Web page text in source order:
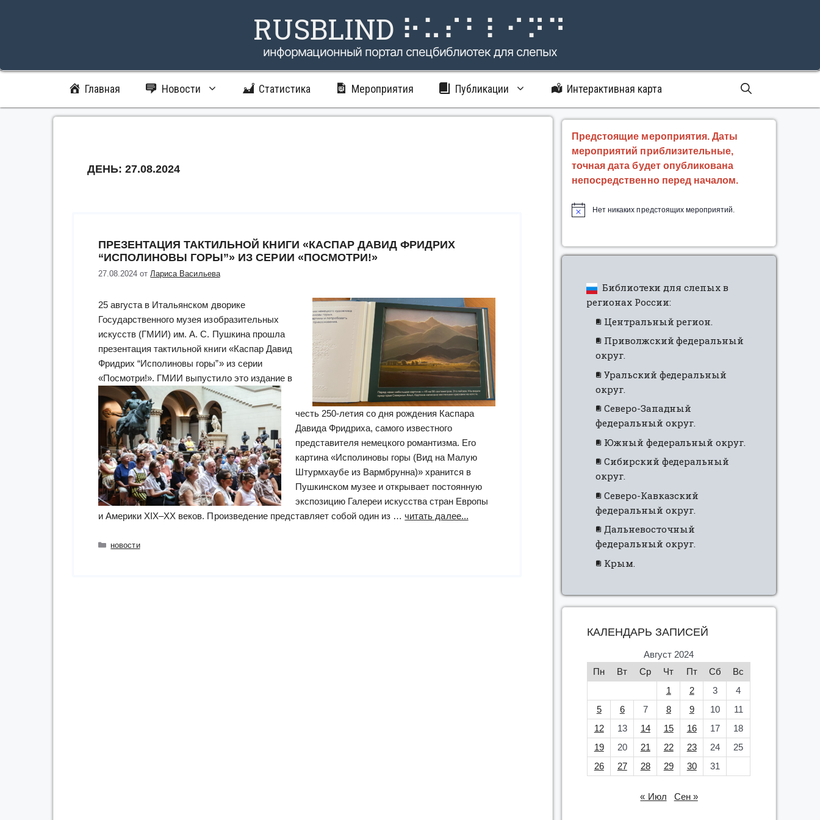
RUSBLIND ⠗⠥⠎⠃⠇⠊⠝⠙
информационный портал спецбиблиотек для слепых
Главная Новости Статистика Мероприятия Публикации Интерактивная карта
ДЕНЬ: 27.08.2024
ПРЕЗЕНТАЦИЯ ТАКТИЛЬНОЙ КНИГИ «КАСПАР ДАВИД ФРИДРИХ
“ИСПОЛИНОВЫ ГОРЫ”» ИЗ СЕРИИ «ПОСМОТРИ!»
27.08.2024 отЛариса Васильева
25 августа в Итальянском дворике
Государственного музея изобразительных
искусств (ГМИИ) им. А. С. Пушкина прошла
презентация тактильной книги «Каспар Давид
Фридрих “Исполиновы горы”» из серии
«Посмотри!». ГМИИ выпустило это издание в
честь 250-летия со дня рождения Каспара
Давида Фридриха, самого известного
представителя немецкого романтизма. Его
картина «Исполиновы горы (Вид на Малую
Штурмхаубе из Вармбрунна)» хранится в
Пушкинском музее и открывает постоянную
экспозицию Галереи искусства стран Европы
и Америки XIX–XX веков. Произведение представляет собой один из …читать далее...
Рубрики
новости
Предстоящие мероприятия. Даты
мероприятий приблизительные,
точная дата будет опубликована
непосредственно перед началом.
Нет никаких предстоящих мероприятий.
Библиотеки для слепых в
регионах России:
Центральный регион.
Приволжский федеральный
округ.
Уральский федеральный
округ.
Северо-Западный
федеральный округ.
Южный федеральный округ.
Сибирский федеральный
округ.
Северо-Кавказский
федеральный округ.
Дальневосточный
федеральный округ.
Крым.
КАЛЕНДАРЬ ЗАПИСЕЙ
Август 2024
Пн
Вт Ср Чт Пт Сб
Вс
1
2 3
4
5
6 7 8 9 10
11
12
13 14 15 16 17
18
19
20 21 22 23 24
25
26
27 28 29 30 31
« Июл Сен »